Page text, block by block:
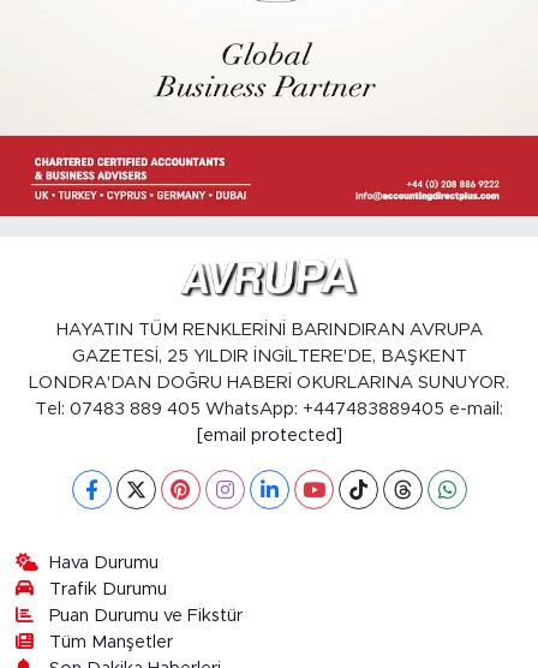
HAYATIN TÜM RENKLERİNİ BARINDIRAN AVRUPA
GAZETESİ, 25 YILDIR İNGİLTERE'DE, BAŞKENT
LONDRA'DAN DOĞRU HABERİ OKURLARINA SUNUYOR.
Tel: 07483 889 405 WhatsApp: +447483889405 e-mail:
[email protected]
Hava Durumu
Trafik Durumu
Puan Durumu ve Fikstür
Tüm Manşetler